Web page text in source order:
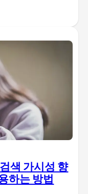
색 가시성 향
하는 방법